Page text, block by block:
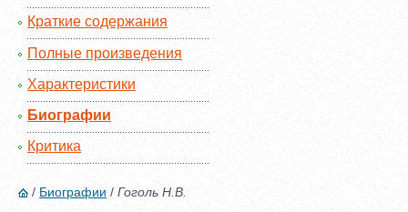
Краткие содержания
Полные произведения
Характеристики
Биографии
Критика
/ Биографии / Гоголь Н.В.